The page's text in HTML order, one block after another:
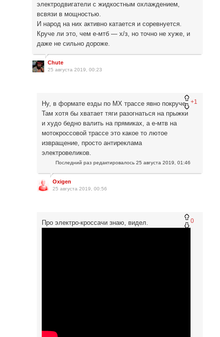
электродвигатели с жидкостным охлаждением,
всвязи в мощностью.
И народ на них активно катается и соревнуется.
Круче ли это, чем е-мтб — х/з, но точно не хуже, и
даже не сильно дороже.
Chute
25 августа 2019, 00:23
+1
Ну, в формате езды по МХ трассе явно покруче.
Там хотя бы хватает тяги разогнаться на прыжки
и худо бедно валить на прямиках, а е-мтв на
мотокроссовой трассе это какое то лютое
извращение, просто антиреклама
электровеликов.
Последний раз редактировалось 25 августа 2019, 01:46
Oxigen
25 августа 2019, 00:56
0
Про электро-кроссачи знаю, видел.